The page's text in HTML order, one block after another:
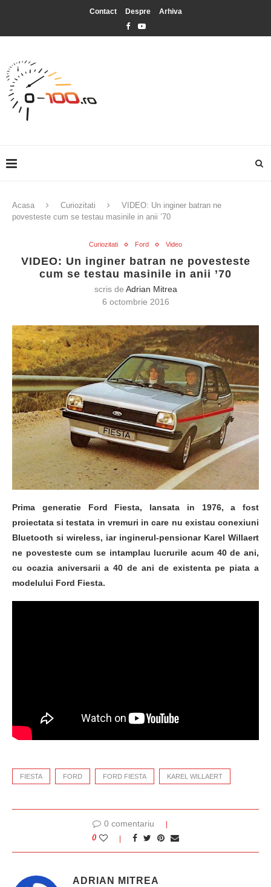
Contact Despre Arhiva
Acasa Curiozitati
VIDEO: Un inginer batran ne
povesteste cum se testau masinile in anii ’70
Curiozitati Ford Video
VIDEO: Un inginer batran ne povesteste
cum se testau masinile in anii ’70
scris de Adrian Mitrea
6 octombrie 2016
Prima generatie Ford Fiesta, lansata in 1976, a fost
proiectata si testata in vremuri in care nu existau conexiuni
Bluetooth si wireless, iar inginerul-pensionar Karel Willaert
ne povesteste cum se intamplau lucrurile acum 40 de ani,
cu ocazia aniversarii a 40 de ani de existenta pe piata a
modelului Ford Fiesta.
FIESTA FORD FORD FIESTA KAREL WILLAERT
0 comentariu
0
ADRIAN MITREA